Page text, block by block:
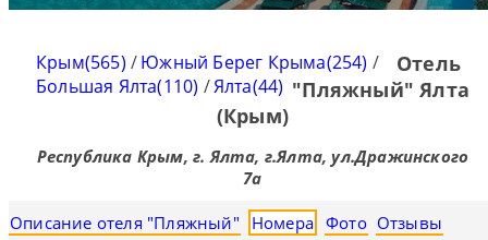
Крым(565) /Южный Берег Крыма(254) /
Большая Ялта(110) /Ялта(44)
Отель
"Пляжный" Ялта
(Крым)
Республика Крым, г. Ялта, г.Ялта, ул.Дражинского
7а
Описание отеля "Пляжный" Номера Фото Отзывы